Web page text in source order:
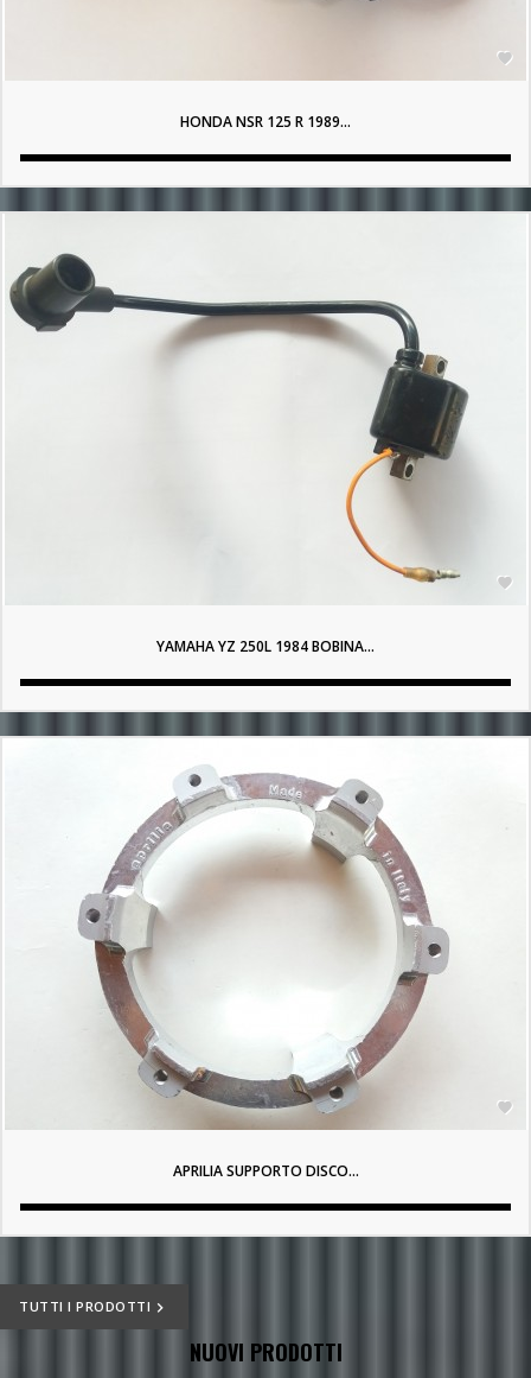

HONDA NSR 125 R 1989...

YAMAHA YZ 250L 1984 BOBINA...

APRILIA SUPPORTO DISCO...
TUTTI I PRODOTTI 
NUOVI PRODOTTI